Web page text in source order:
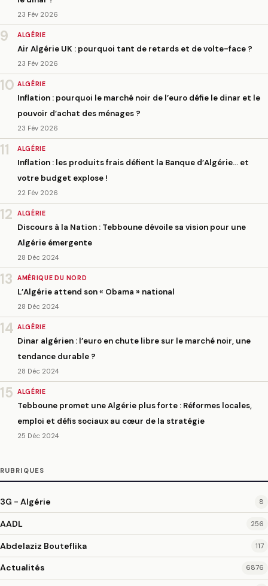
23 Fév 2026
9 ALGÉRIE
Air Algérie UK : pourquoi tant de retards et de volte-face ?
23 Fév 2026
10 ALGÉRIE
Inflation : pourquoi le marché noir de l’euro défie le dinar et le
pouvoir d’achat des ménages ?
23 Fév 2026
11 ALGÉRIE
Inflation : les produits frais défient la Banque d’Algérie… et
votre budget explose !
22 Fév 2026
12 ALGÉRIE
Discours à la Nation : Tebboune dévoile sa vision pour une
Algérie émergente
28 Déc 2024
13 AMÉRIQUE DU NORD
L’Algérie attend son « Obama » national
28 Déc 2024
14 ALGÉRIE
Dinar algérien : l’euro en chute libre sur le marché noir, une
tendance durable ?
28 Déc 2024
15 ALGÉRIE
Tebboune promet une Algérie plus forte : Réformes locales,
emploi et défis sociaux au cœur de la stratégie
25 Déc 2024
RUBRIQUES
3G - Algérie 8
AADL 256
Abdelaziz Bouteflika 117
Actualités 6876